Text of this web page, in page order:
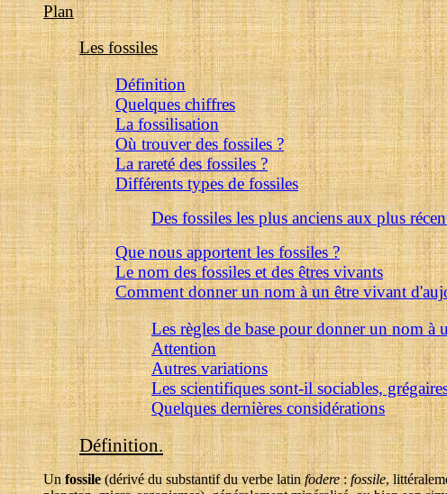
Plan
Les fossiles
Définition
Quelques chiffres
La fossilisation
Où trouver des fossiles ?
La rareté des fossiles ?
Différents types de fossiles
Des fossiles les plus anciens aux plus
Que nous apportent les fossiles ?
Le nom des fossiles et des êtres vivants
Comment donner un nom à un être vivant
Les règles de base pour donner un nom à
Attention
Autres variations
Les scientifiques sont-il sociables,
Quelques dernières considérations
Définition.
Un fossile(dérivé du substantif du verbe latinfodere: fossile,